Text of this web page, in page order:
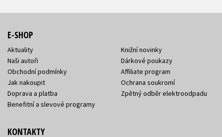
E-SHOP
Aktuality
Naši autoři
Obchodní podmínky
Jak nakoupit
Doprava a platba
Benefitní a slevové programy
Knižní novinky
Dárkové poukazy
Affiliate program
Ochrana soukromí
Zpětný odběr elektroodpadu
KONTAKTY